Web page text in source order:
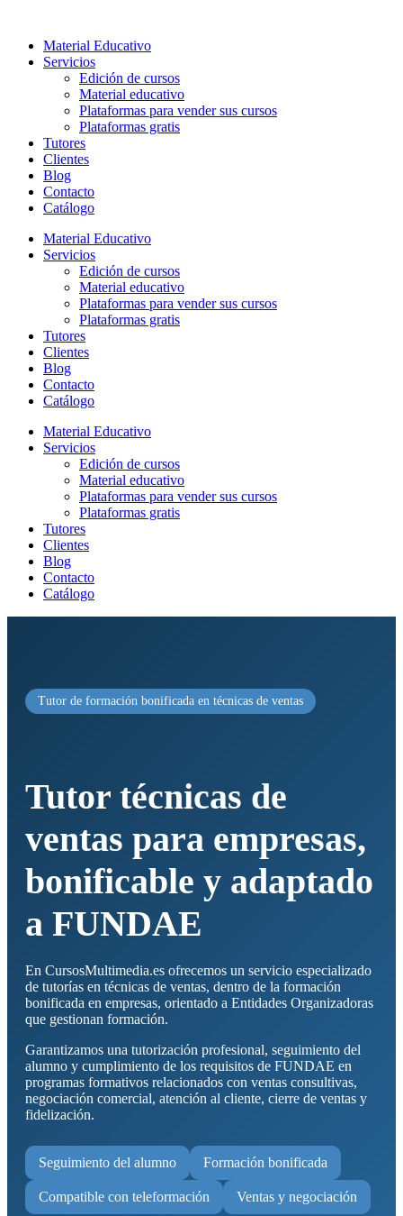
contenidoMaterial Educativo
Servicios
Edición de cursos
Material educativo
Plataformas para vender sus cursos
Plataformas gratis
Tutores
Clientes
Blog
Contacto
Catálogo
Material Educativo
Servicios
Edición de cursos
Material educativo
Plataformas para vender sus cursos
Plataformas gratis
Tutores
Clientes
Blog
Contacto
Catálogo
Material Educativo
Servicios
Edición de cursos
Material educativo
Plataformas para vender sus cursos
Plataformas gratis
Tutores
Clientes
Blog
Contacto
Catálogo
Tutor de formación bonificada en técnicas de ventas
Tutor técnicas de
ventas para empresas,
bonificable y adaptado
a FUNDAE
En CursosMultimedia.es ofrecemos un servicio especializado
de tutorías en técnicas de ventas, dentro de la formación
bonificada en empresas, orientado a Entidades Organizadoras
que gestionan formación.
Garantizamos una tutorización profesional, seguimiento del
alumno y cumplimiento de los requisitos de FUNDAE en
programas formativos relacionados con ventas consultivas,
negociación comercial, atención al cliente, cierre de ventas y
fidelización.
Seguimiento del alumno Formación bonificada
Compatible con teleformación Ventas y negociación